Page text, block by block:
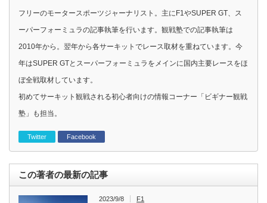
フリーのモータースポーツジャーナリスト。主にF1やSUPER GT、ス
ーパーフォーミュラの記事執筆を行います。観戦塾での記事執筆は
2010年から。翌年から各サーキットでレース取材を重ねています。今
年はSUPER GTとスーパーフォーミュラをメインに国内主要レースをほ
ぼ全戦取材しています。
初めてサーキット観戦される初心者向けの情報コーナー「ビギナー観戦
塾」も担当。
Twitter Facebook
この著者の最新の記事
2023/9/8 F1